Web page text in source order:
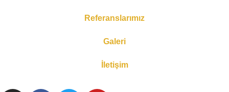
Referanslarımız
Galeri
İletişim